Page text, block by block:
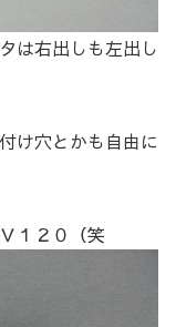
は右出しも左出し
け穴とかも自由に
１２０（笑